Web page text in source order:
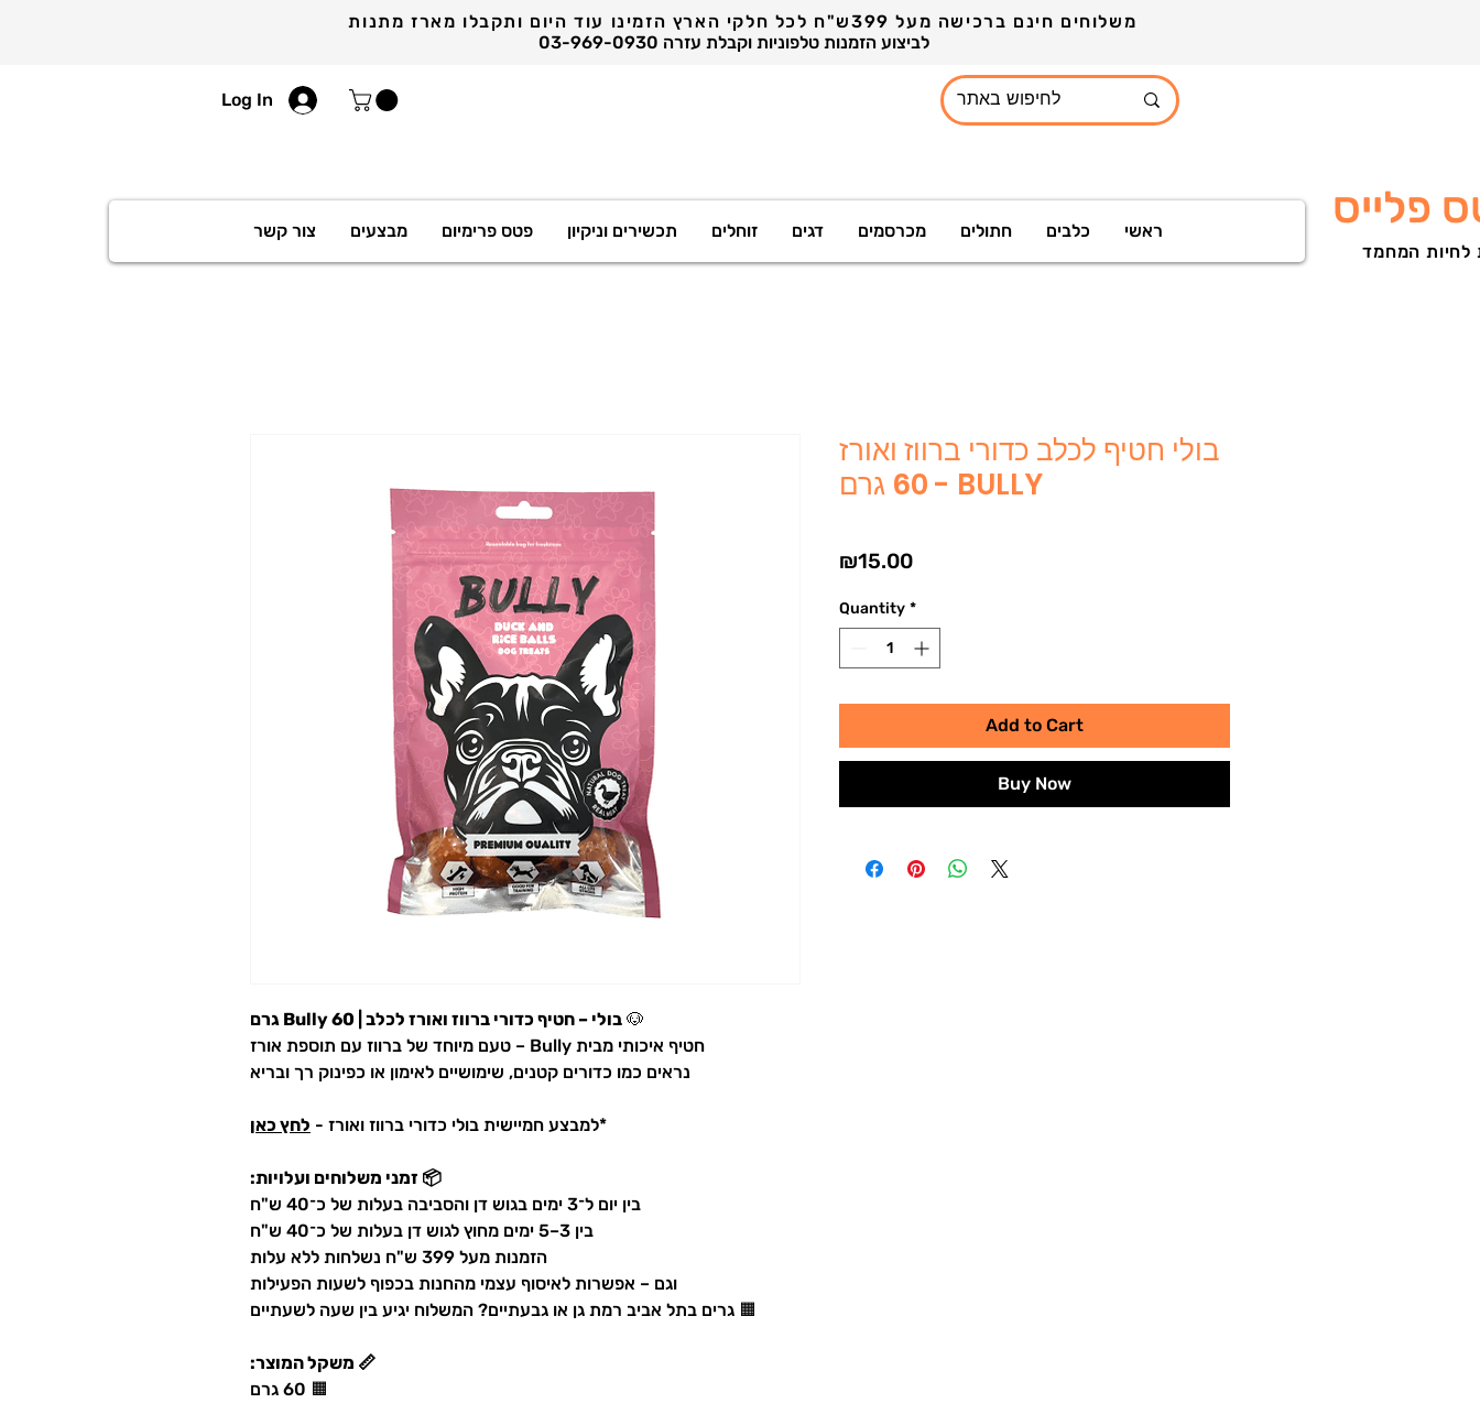
Log In
ראשי כלבים חתולים מכרסמים דגים זוחלים תכשירים וניקיון פטס פרימיום מבצעים צור קשר פלייס
לחיות המחמד
🐶 בולי – חטיף כדורי ברווז ואורז לכלב | Bully 60 גרם
חטיף איכותי מבית Bully – טעם מיוחד של ברווז עם תוספת אורז
נראים כמו כדורים קטנים, שימושיים לאימון או כפינוק רך ובריא
*למבצע חמיישית בולי כדורי ברווז ואורז - לחץ כאן
📦 זמני משלוחים ועלויות:
בין יום ל־3 ימים בגוש דן והסביבה בעלות של כ־40 ש"ח
בין 3–5 ימים מחוץ לגוש דן בעלות של כ־40 ש"ח
הזמנות מעל 399 ש"ח נשלחות ללא עלות
וגם – אפשרות לאיסוף עצמי מהחנות בכפוף לשעות הפעילות
🟧 גרים בתל אביב רמת גן או גבעתיים? המשלוח יגיע בין שעה לשעתיים
📏 משקל המוצר:
🟧 60 גרם
בולי חטיף לכלב כדורי ברווז ואורז
60 גרם - BULLY
₪15.00Price
Quantity *
Add to Cart
Buy Now